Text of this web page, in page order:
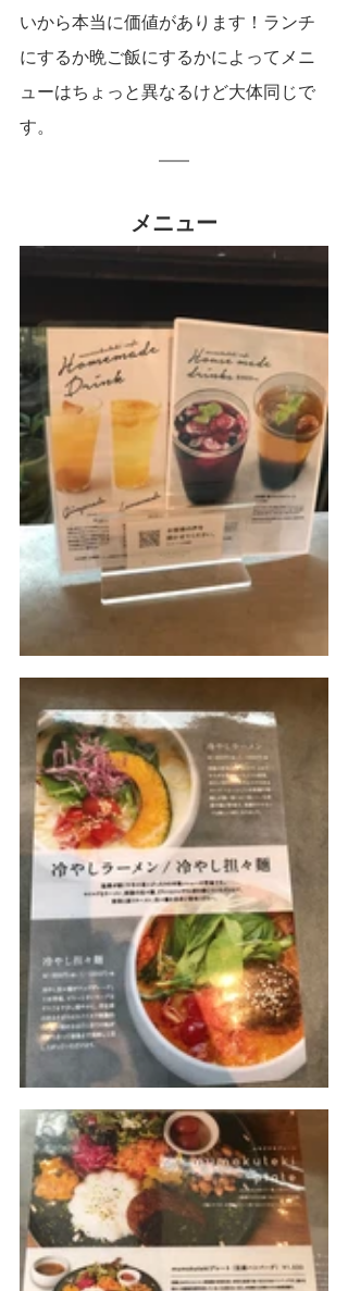
いから本当に価値があります！ランチ
にするか晩ご飯にするかによってメニ
ューはちょっと異なるけど大体同じで
す。
メニュー